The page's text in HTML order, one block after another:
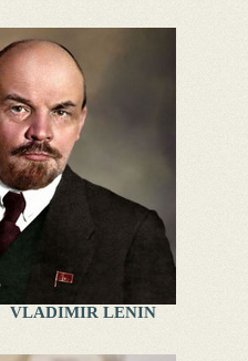
VLADIMIR LENIN